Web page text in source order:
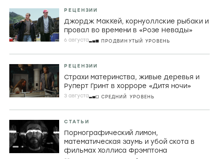
РЕЦЕНЗИИ
Джордж МакКей, корнуоллские рыбаки и
провал во времени в «Розе Невады»
6 августа ПРОДВИНУТЫЙ УРОВЕНЬ
РЕЦЕНЗИИ
Страхи материнства, живые деревья и
Руперт Гринт в хорроре «Дитя ночи»
3 августа СРЕДНИЙ УРОВЕНЬ
СТАТЬИ
Порнографический лимон,
математическая заумь и убой скота в
фильмах Холлиса Фрэмптона